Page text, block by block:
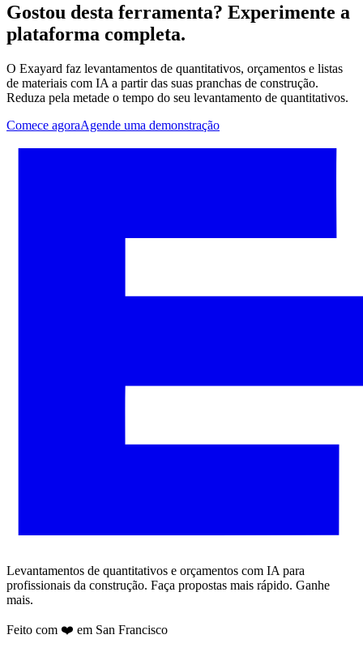
Gostou desta ferramenta? Experimente a
plataforma completa.
O Exayard faz levantamentos de quantitativos, orçamentos e listas
de materiais com IA a partir das suas pranchas de construção.
Reduza pela metade o tempo do seu levantamento de quantitativos.
Comece agoraAgende uma demonstração
Levantamentos de quantitativos e orçamentos com IA para
profissionais da construção. Faça propostas mais rápido. Ganhe
mais.
Feito com ❤️ em San Francisco